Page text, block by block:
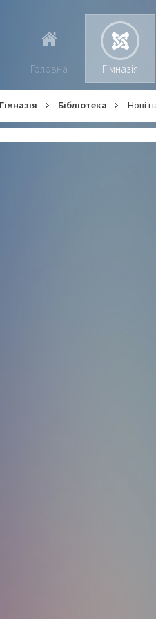
Головна Гімназія
Гімназія Бібліотека Нові